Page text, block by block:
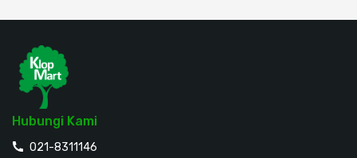
Hubungi Kami
021-8311146